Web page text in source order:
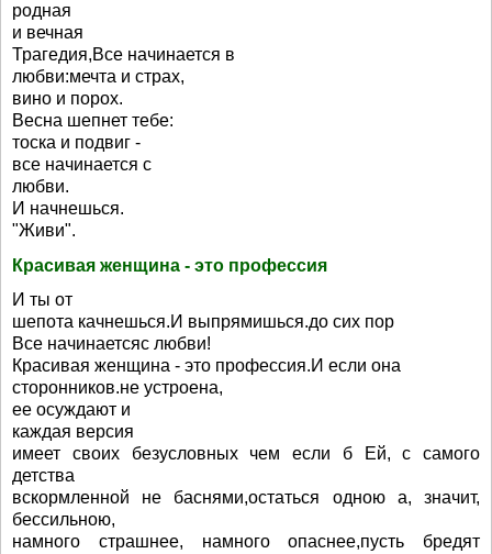
родная
и вечная
Трагедия,Все начинается в
любви:мечта и страх,
вино и порох.
Весна шепнет тебе:
тоска и подвиг -
все начинается с
любви.
И начнешься.
"Живи".
Красивая женщина - это профессия
И ты от
шепота качнешься.И выпрямишься.до сих пор
Все начинаетсяс любви!
Красивая женщина - это профессия.И если она
сторонников.не устроена,
ее осуждают и
каждая версия
имеет своих безусловных чем если б Ей, с самого
детства
вскормленной не баснями,остаться одною а, значит,
бессильною,
намного страшнее, намного опаснее,пусть бредят